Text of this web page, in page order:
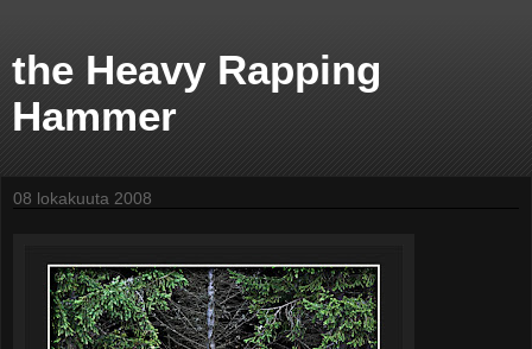
the Heavy Rapping
Hammer
08 lokakuuta 2008